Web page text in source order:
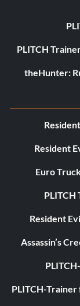
PLITCH
theHunter:
Resident
Euro
PLITCH
Resident
Assassin’s
PLITCH-Trainer